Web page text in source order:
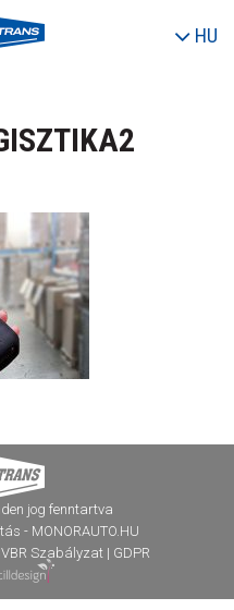
HU
jog fenntartva
- MONORAUTO.HU
Szabályzat| GDPR